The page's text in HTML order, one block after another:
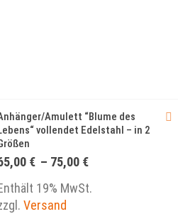
Amulett “Blume des
vollendet Edelstahl – in 2
€ – 75,00 €
19% MwSt.
Versand